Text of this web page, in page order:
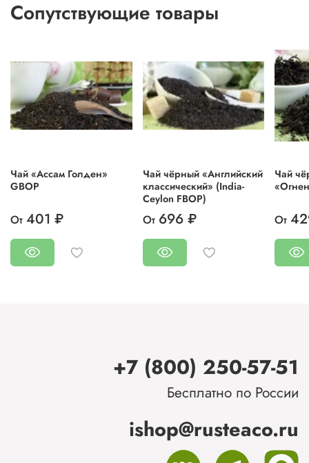
Сопутствующие товары
Чай «Ассам Голден»
GBOP
От 401 ₽
Чай чёрный «Английский
классический» (India-
Ceylon FBOP)
От 696 ₽
Чай
От
+7 (800) 250-57-51
Бесплатно по России
ishop@rusteaco.ru